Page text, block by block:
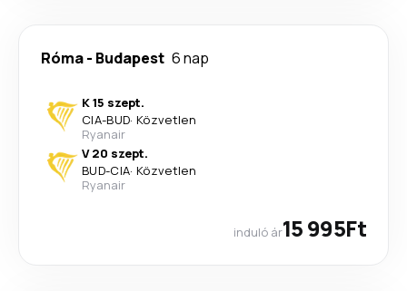
Róma- Budapest 6 nap
K 15 szept.
CIA-BUD· Közvetlen
Ryanair
V 20 szept.
BUD-CIA· Közvetlen
Ryanair
induló ár15 995Ft